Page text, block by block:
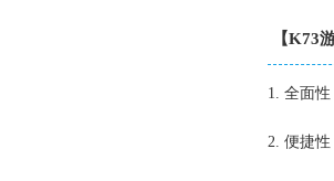
【K73
1. 全面
2. 便捷